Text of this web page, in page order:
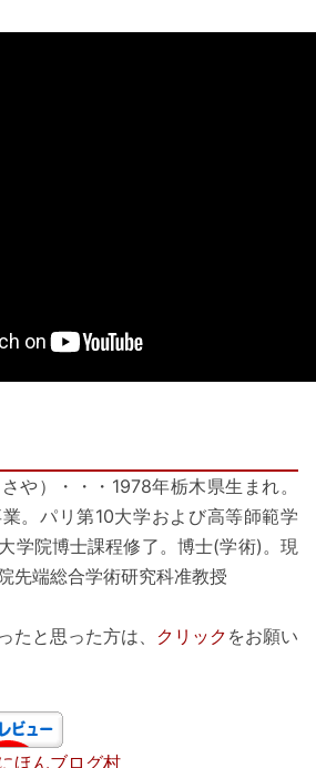
）・・・1978年栃木県生まれ。
。パリ第10大学および高等師範学
学院博士課程修了。博士(学術)。現
先端総合学術研究科准教授
たと思った方は、 クリック をお願い
ほんブログ村